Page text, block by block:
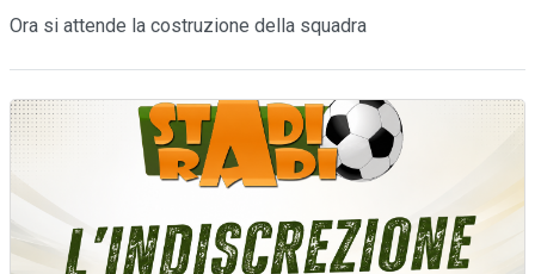
Ora si attende la costruzione della squadra